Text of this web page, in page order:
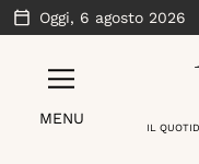
Oggi, 6 agosto 2026
MENU
IL